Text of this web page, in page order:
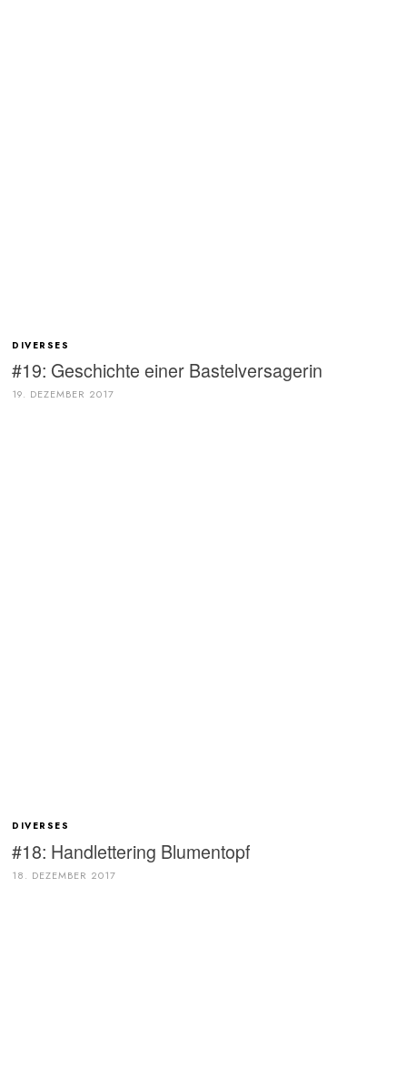
DIVERSES
#19: Geschichte einer Bastelversagerin
19. DEZEMBER 2017
DIVERSES
#18: Handlettering Blumentopf
18. DEZEMBER 2017